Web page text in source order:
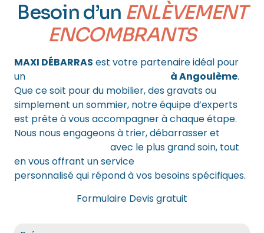
Besoin d’un ENLÈVEMENT
ENCOMBRANTS
MAXI DÉBARRAS est votre partenaire idéal pour
un
à Angoulème.
Que ce soit pour du mobilier, des gravats ou
simplement un sommier, notre équipe d’experts
est prête à vous accompagner à chaque étape.
Nous nous engageons à trier, débarrasser et
avec le plus grand soin, tout
en vous offrant un service
personnalisé qui répond à vos besoins spécifiques.
Formulaire Devis gratuit